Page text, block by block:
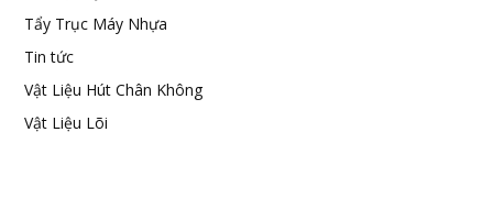
Tẩy Trục Máy Nhựa
Tin tức
Vật Liệu Hút Chân Không
Vật Liệu Lõi